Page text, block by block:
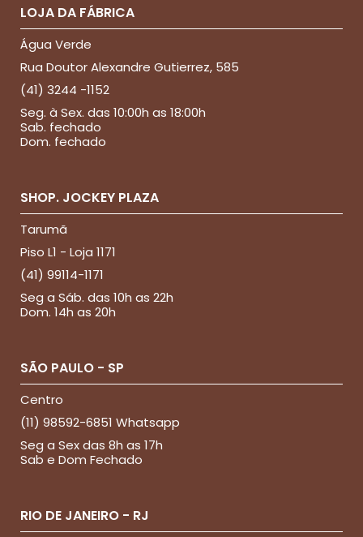
LOJA DA FÁBRICA
Água Verde
Rua Doutor Alexandre Gutierrez, 585
(41) 3244 -1152
Seg. à Sex. das 10:00h as 18:00h
Sab. fechado
Dom. fechado
SHOP. JOCKEY PLAZA
Tarumã
Piso L1 - Loja 1171
(41) 99114-1171
Seg a Sáb. das 10h as 22h
Dom. 14h as 20h
SÃO PAULO - SP
Centro
(11) 98592-6851 Whatsapp
Seg a Sex das 8h as 17h
Sab e Dom Fechado
RIO DE JANEIRO - RJ